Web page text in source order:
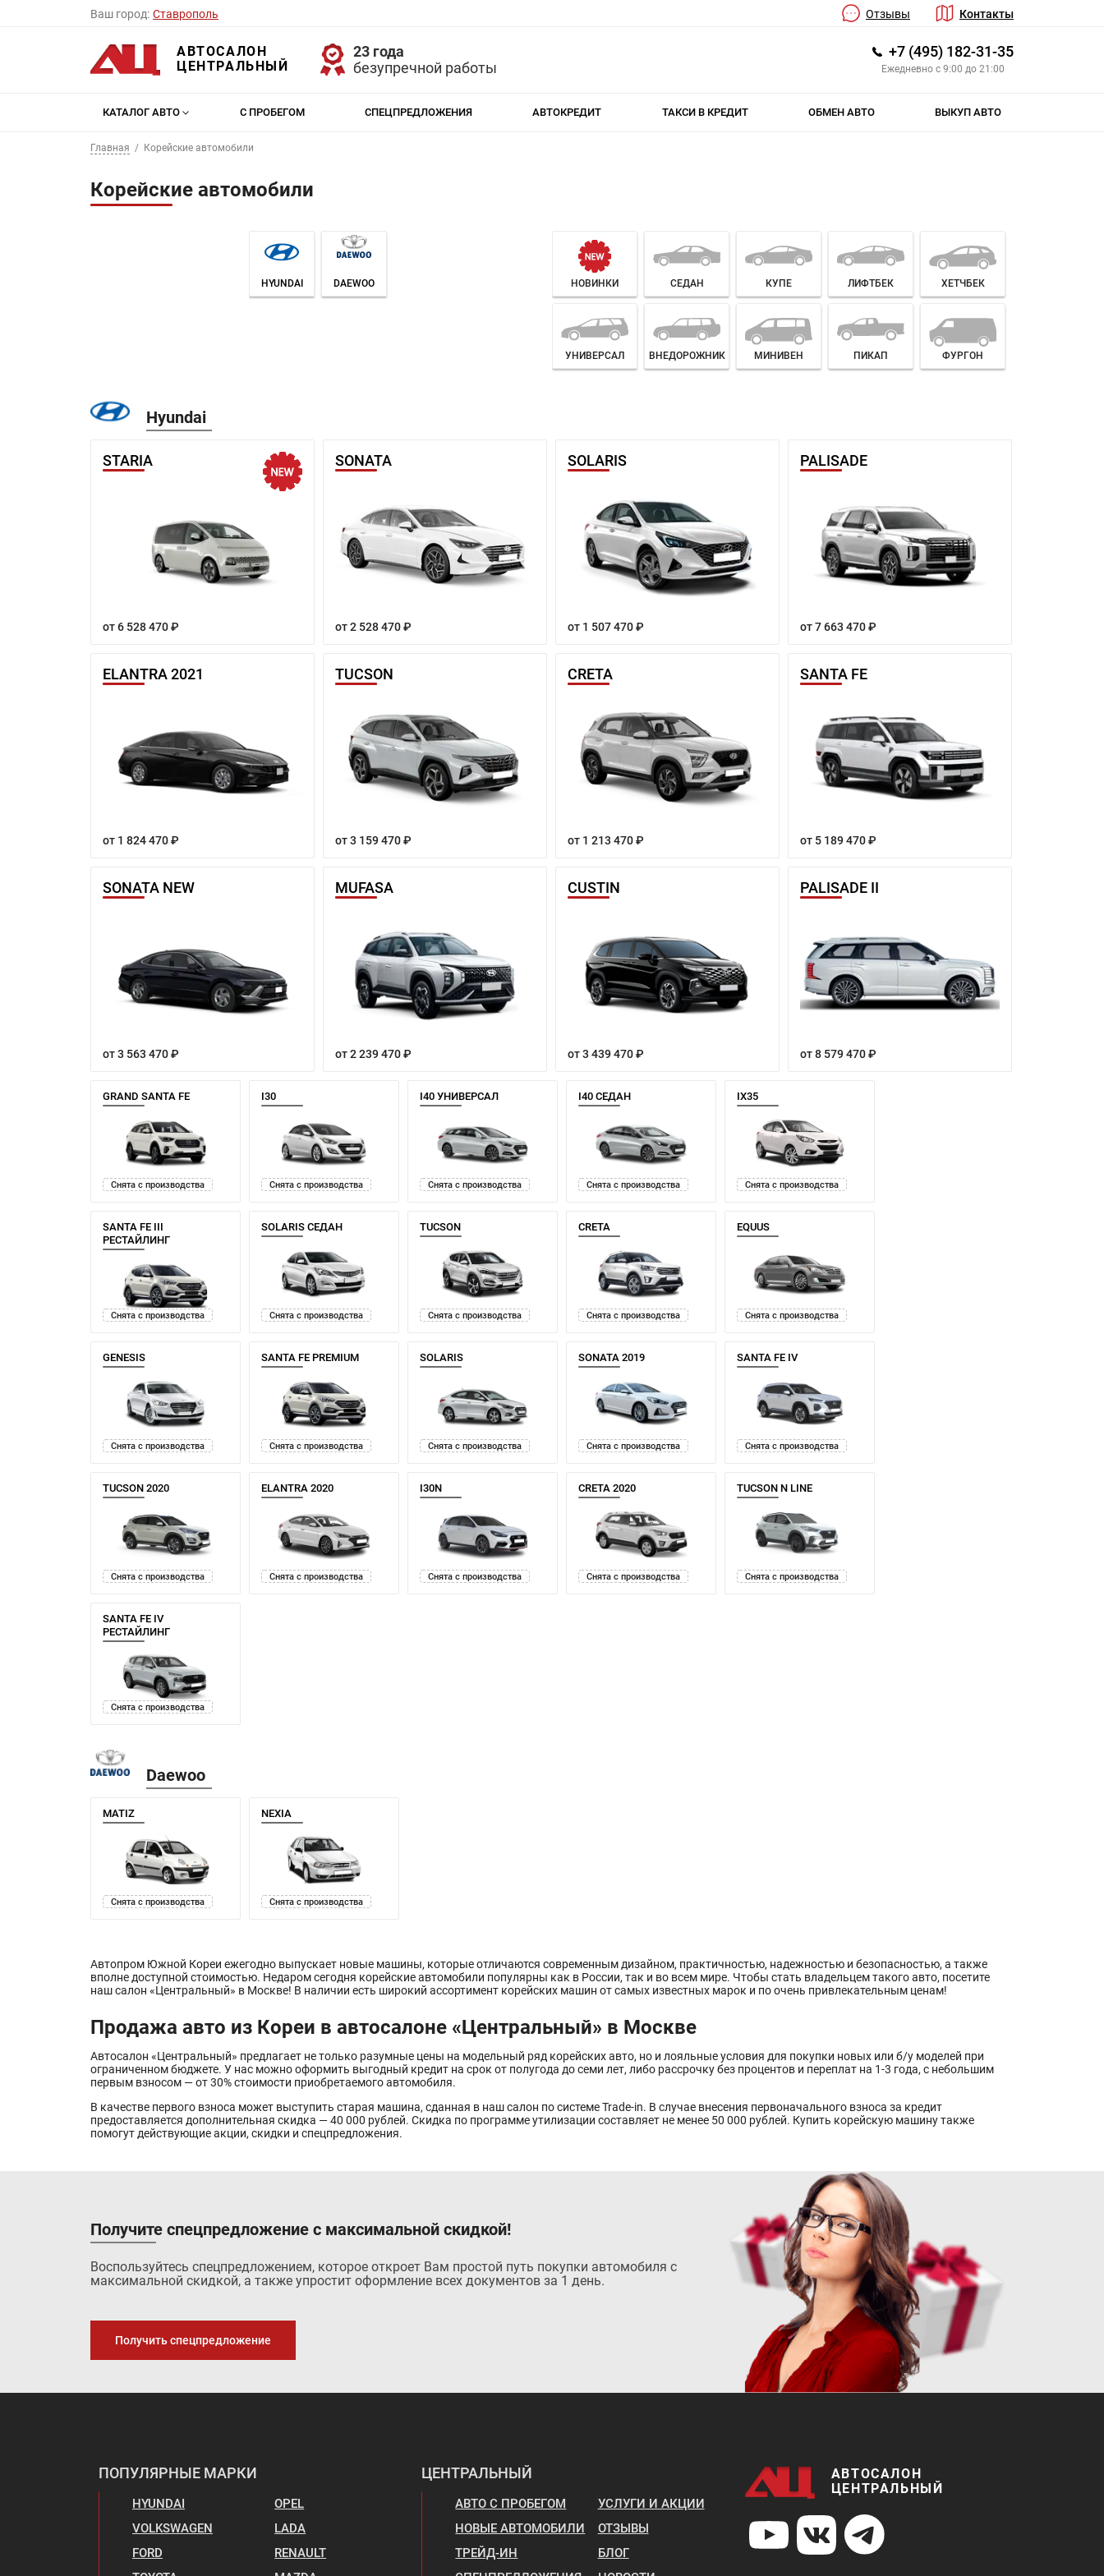
Ваш город: Ставрополь Отзывы Контакты
АВТОСАЛОН
ЦЕНТРАЛЬНЫЙ
23 года
безупречной работы
+7 (495) 182-31-35
Ежедневно с 9:00 до 21:00
КАТАЛОГ АВТО С ПРОБЕГОМ СПЕЦПРЕДЛОЖЕНИЯ АВТОКРЕДИТ ТАКСИ В КРЕДИТ ОБМЕН АВТО ВЫКУП АВТО
Главная Корейские автомобили
Корейские автомобили
HYUNDAI DAEWOO НОВИНКИ СЕДАН КУПЕ ЛИФТБЕК ХЕТЧБЕК
УНИВЕРСАЛ ВНЕДОРОЖНИК МИНИВЕН ПИКАП ФУРГОН
Hyundai
STARIA
от 6 528 470 ₽
SONATA
от 2 528 470 ₽
SOLARIS
от 1 507 470 ₽
PALISADE
от 7 663 470 ₽
ELANTRA 2021
от 1 824 470 ₽
TUCSON
от 3 159 470 ₽
CRETA
от 1 213 470 ₽
SANTA FE
от 5 189 470 ₽
SONATA NEW
от 3 563 470 ₽
MUFASA
от 2 239 470 ₽
CUSTIN
от 3 439 470 ₽
PALISADE II
от 8 579 470 ₽
GRAND SANTA FE
Снята с производства
I30
Снята с производства
I40 УНИВЕРСАЛ
Снята с производства
I40 СЕДАН
Снята с производства
IX35
Снята с производства
SANTA FE III
РЕСТАЙЛИНГ
Снята с производства
SOLARIS СЕДАН
Снята с производства
TUCSON
Снята с производства
CRETA
Снята с производства
EQUUS
Снята с производства
GENESIS
Снята с производства
SANTA FE PREMIUM
Снята с производства
SOLARIS
Снята с производства
SONATA 2019
Снята с производства
SANTA FE IV
Снята с производства
TUCSON 2020
Снята с производства
ELANTRA 2020
Снята с производства
I30N
Снята с производства
CRETA 2020
Снята с производства
TUCSON N LINE
Снята с производства
SANTA FE IV
РЕСТАЙЛИНГ
Снята с производства
Daewoo
MATIZ
Снята с производства
NEXIA
Снята с производства
Автопром Южной Кореи ежегодно выпускает новые машины, которые отличаются современным дизайном, практичностью, надежностью и безопасностью, а также
вполне доступной стоимостью. Недаром сегодня корейские автомобили популярны как в России, так и во всем мире. Чтобы стать владельцем такого авто, посетите
наш салон «Центральный» в Москве! В наличии есть широкий ассортимент корейских машин от самых известных марок и по очень привлекательным ценам!
Продажа авто из Кореи в автосалоне «Центральный» в Москве
Автосалон «Центральный» предлагает не только разумные цены на модельный ряд корейских авто, но и лояльные условия для покупки новых или б/у моделей при
ограниченном бюджете. У нас можно оформить выгодный кредит на срок от полугода до семи лет, либо рассрочку без процентов и переплат на 1-3 года, с небольшим
первым взносом — от 30% стоимости приобретаемого автомобиля.
В качестве первого взноса может выступить старая машина, сданная в наш салон по системе Trade-in. В случае внесения первоначального взноса за кредит
предоставляется дополнительная скидка — 40 000 рублей. Скидка по программе утилизации составляет не менее 50 000 рублей. Купить корейскую машину также
помогут действующие акции, скидки и спецпредложения.
Получите спецпредложение с максимальной скидкой!
Воспользуйтесь спецпредложением, которое откроет Вам простой путь покупки автомобиля с
максимальной скидкой, а также упростит оформление всех документов за 1 день.
Получить спецпредложение
ПОПУЛЯРНЫЕ МАРКИ
HYUNDAI
VOLKSWAGEN
FORD
OPEL
LADA
RENAULT
ЦЕНТРАЛЬНЫЙ
АВТО С ПРОБЕГОМ
НОВЫЕ АВТОМОБИЛИ
ТРЕЙД-ИН
УСЛУГИ И АКЦИИ
ОТЗЫВЫ
БЛОГ
АВТОСАЛОН
ЦЕНТРАЛЬНЫЙ